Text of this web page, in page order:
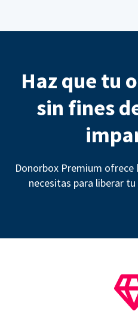
Haz que tu
sin fines
Donorbox Premium
necesitas para liberar